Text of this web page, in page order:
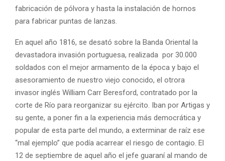
fabricación de pólvora y hasta la instalación de hornos
para fabricar puntas de lanzas.
En aquel año 1816, se desató sobre la Banda Oriental la
devastadora invasión portuguesa, realizada por 30.000
soldados con el mejor armamento de la época y bajo el
asesoramiento de nuestro viejo conocido, el otrora
invasor inglés William Carr Beresford, contratado por la
corte de Río para reorganizar su ejército. Iban por Artigas y
su gente, a poner fin a la experiencia más democrática y
popular de esta parte del mundo, a exterminar de raíz ese
“mal ejemplo” que podía acarrear el riesgo de contagio. El
12 de septiembre de aquel año el jefe guaraní al mando de